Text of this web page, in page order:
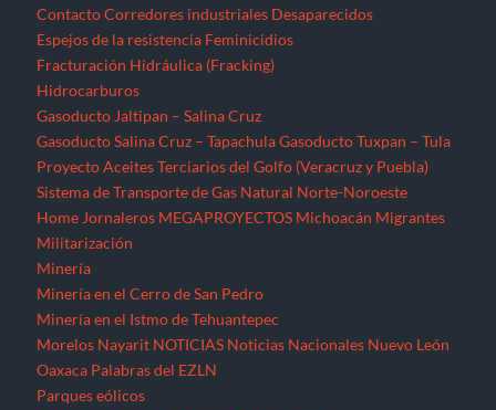
Contacto Corredores industriales Desaparecidos
Espejos de la resistencia Feminicidios
Fracturación Hidráulica (Fracking)
Hidrocarburos
Gasoducto Jaltipan – Salina Cruz
Gasoducto Salina Cruz – Tapachula Gasoducto Tuxpan – Tula
Proyecto Aceites Terciarios del Golfo (Veracruz y Puebla)
Sistema de Transporte de Gas Natural Norte-Noroeste
Home Jornaleros MEGAPROYECTOS Michoacán Migrantes
Militarización
Minería
Minería en el Cerro de San Pedro
Minería en el Istmo de Tehuantepec
Morelos Nayarit NOTICIAS Noticias Nacionales Nuevo León
Oaxaca Palabras del EZLN
Parques eólicos